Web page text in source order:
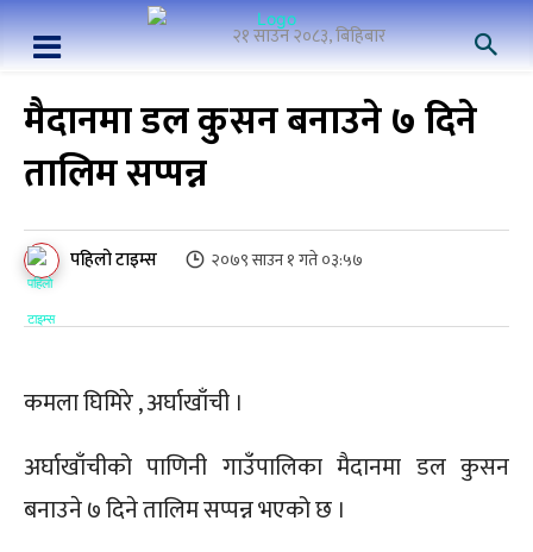
२१ साउन २०८३, बिहिबार
मैदानमा डल कुसन बनाउने ७ दिने
तालिम सप्पन्न
पहिलो टाइम्स २०७९ साउन १ गते ०३:५७
कमला घिमिरे , अर्घाखाँची ।
अर्घाखाँचीको पाणिनी गाउँपालिका मैदानमा डल कुसन
बनाउने ७ दिने तालिम सप्पन्न भएको छ ।